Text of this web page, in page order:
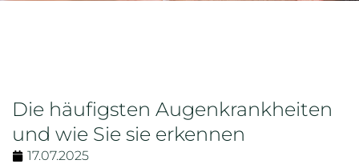
Die häufigsten Augenkrankheiten
und wie Sie sie erkennen
17.07.2025